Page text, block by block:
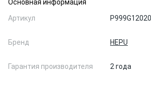
Основная информация
Артикул
P999G12020
Бренд HEPU
Гарантия производителя 2 года